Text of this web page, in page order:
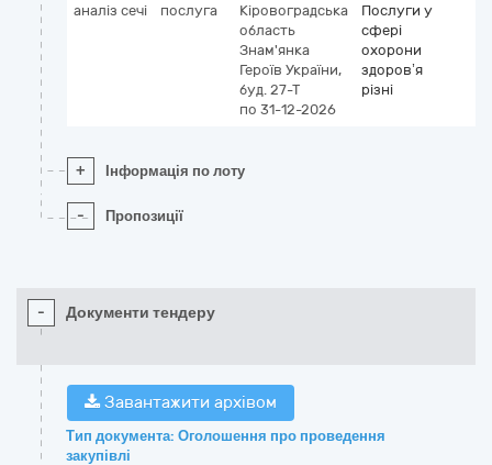
аналіз сечі
послуга
Кіровоградська
область
Знам'янка
Героїв України,
буд. 27-Т
по 31-12-2026
Послуги у
сфері
охорони
здоров’я
різні
+ Інформація по лоту
- Пропозиції
- Документи тендеру
Завантажити архівом
Тип документа: Оголошення про проведення
закупівлі